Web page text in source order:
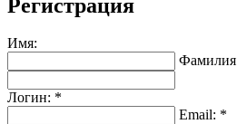
Регистрация
Имя:
Логин: *
Email: *